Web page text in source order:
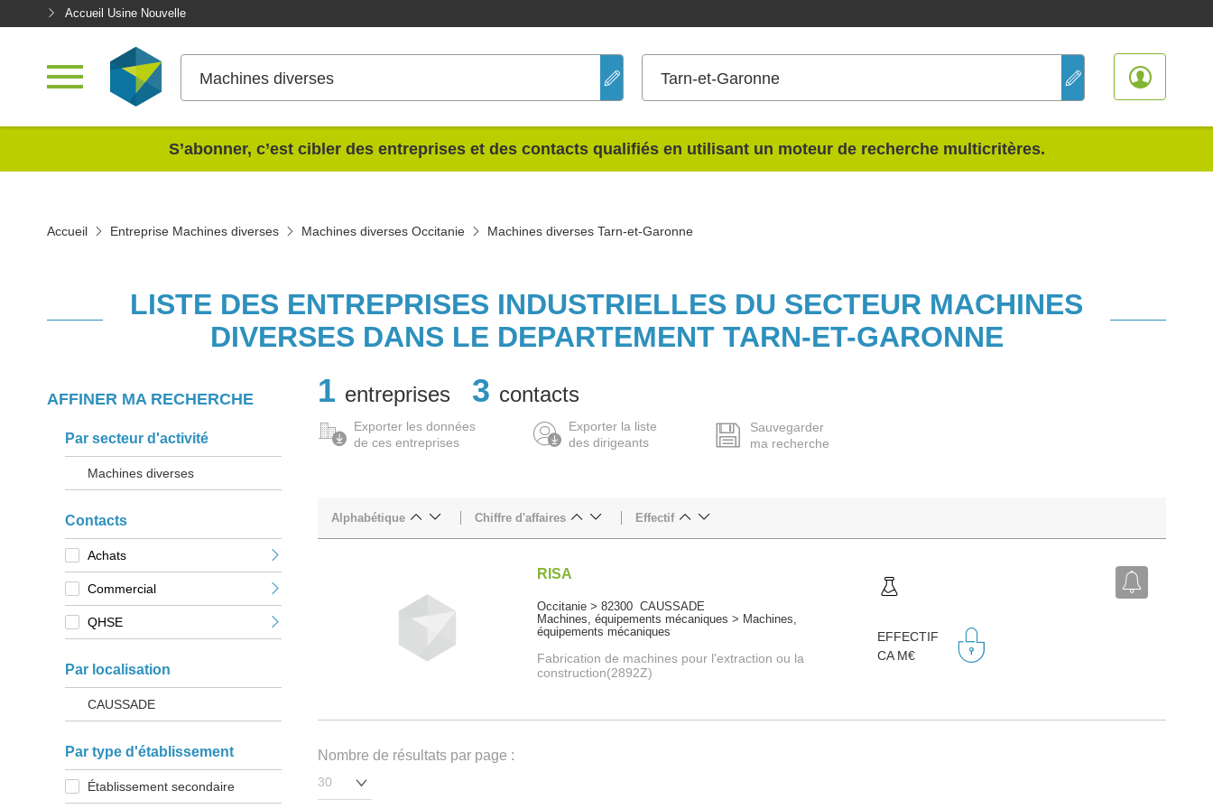
Accueil Usine Nouvelle
Machines diverses Tarn-et-Garonne
S’abonner, c’est cibler des entreprises et des contacts qualifiés en utilisant un moteur de recherche multicritères.
Accueil Entreprise Machines diverses Machines diverses Occitanie Machines diverses Tarn-et-Garonne
LISTE DES ENTREPRISES INDUSTRIELLES DU SECTEUR MACHINES
DIVERSES DANS LE DEPARTEMENT TARN-ET-GARONNE
AFFINER MA RECHERCHE
Par secteur d'activité
Machines diverses
Contacts
Achats
Commercial
QHSE
Par localisation
CAUSSADE
Par type d'établissement
Établissement secondaire
1 entreprises 3 contacts
Exporter les données
de ces entreprises
Exporter la liste
des dirigeants
Sauvegarder
ma recherche
Alphabétique Chiffre d'affaires Effectif
RISA
Occitanie > 82300 CAUSSADE
Machines, équipements mécaniques > Machines,
équipements mécaniques
Fabrication de machines pour l'extraction ou la
construction(2892Z)
EFFECTIF
CA M€
Nombre de résultats par page :